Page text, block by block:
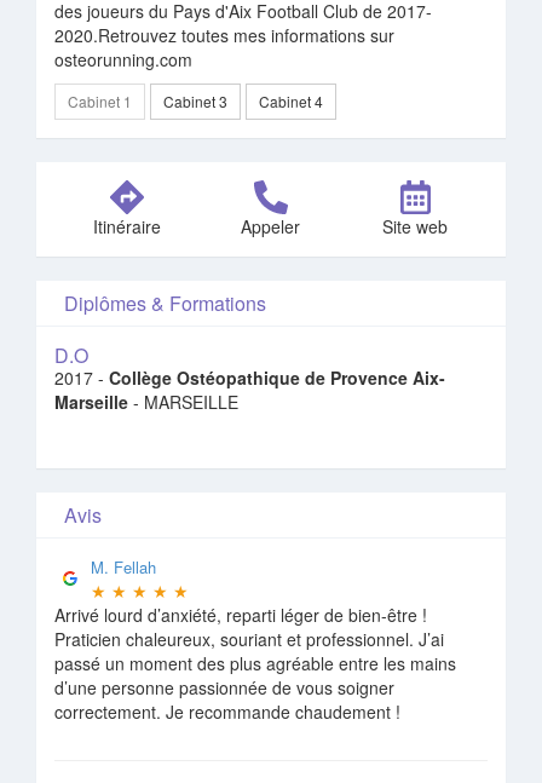
des joueurs du Pays d'Aix Football Club de 2017-
2020.Retrouvez toutes mes informations sur
osteorunning.com
Cabinet 1 Cabinet 3 Cabinet 4
Itinéraire Appeler Site web
Diplômes & Formations
D.O
2017 - Collège Ostéopathique de Provence Aix-
Marseille - MARSEILLE
Avis
M. Fellah
★ ★ ★ ★ ★
Arrivé lourd d’anxiété, reparti léger de bien-être !
Praticien chaleureux, souriant et professionnel. J’ai
passé un moment des plus agréable entre les mains
d’une personne passionnée de vous soigner
correctement. Je recommande chaudement !